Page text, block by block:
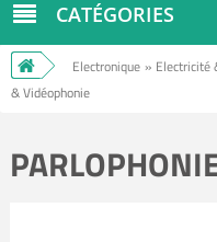
CATÉGORIES
Electronique » Electricité
& Vidéophonie